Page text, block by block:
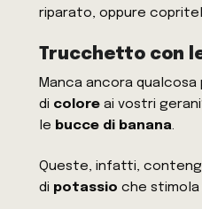
riparato, oppure
Trucchetto con
Manca ancora qualcosa
di colore ai vostri
le bucce di banana.
Queste, infatti,
di potassio che